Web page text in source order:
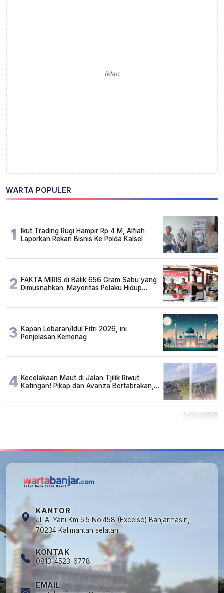
Iklan
WARTA POPULER
1
Ikut Trading Rugi Hampir Rp 4 M, Alfiah
Laporkan Rekan Bisnis Ke Polda Kalsel
2 FAKTA MIRIS di Balik 656 Gram Sabu yang
Dimusnahkan: Mayoritas Pelaku Hidup
3 Kapan Lebaran/Idul Fitri 2026, ini
Penjelasan Kemenag
4 Kecelakaan Maut di Jalan Tjilik Riwut
Katingan! Pikap dan Avanza Bertabrakan,
KANTOR
Jl. A. Yani Km 5.5 No.458 (Excelso) Banjarmasin,
70234 Kalimantan selatan
KONTAK
0813-4523-6778
EMAIL